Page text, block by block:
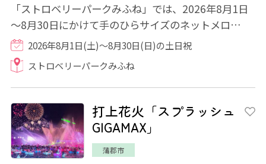
「ストロベリーパークみふね」では、2026年8月1日
～8月30日にかけて手のひらサイズのネットメロ
ン"ころたん"のメロン狩りがお楽しみいただけま
す。...
2026年8月1日(土)～8月30日(日)の土日祝
ストロベリーパークみふね
打上花火「スプラッシュ
GIGAMAX」
蒲郡市